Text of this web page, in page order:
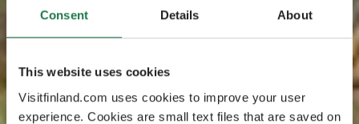
Consent Details About
This website uses cookies
Visitfinland.com uses cookies to improve your user
experience. Cookies are small text files that are saved on